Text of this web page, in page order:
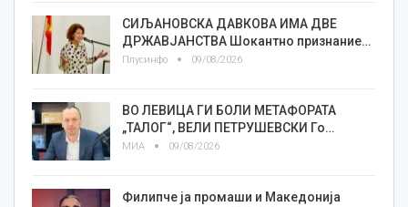
СИЉАНОВСКА ДАВКОВА ИМА ДВЕ
ДРЖАВЈАНСТВА Шокантно признание…
Плусинфо 09/08/2026
ВО ЛЕВИЦА ГИ БОЛИ МЕТАФОРАТА
„ТАЛОГ“, ВЕЛИ ПЕТРУШЕВСКИ Го…
МИА 09/08/2026
Филипче ја промаши и Македонија